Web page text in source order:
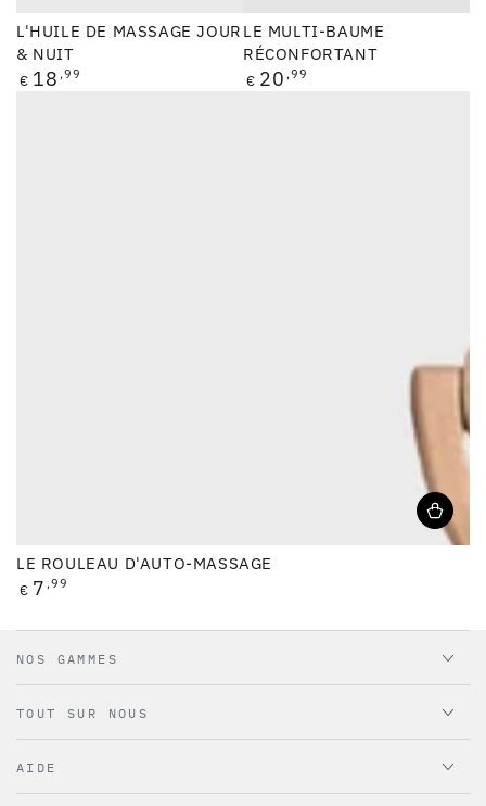
L'HUILE DE MASSAGE JOUR
& NUIT
Prix
€ 18 ,99
LE MULTI-BAUME
RÉCONFORTANT
Prix
€ 20 ,99
LE ROULEAU D'AUTO-MASSAGE
Prix
€ 7 ,99
NOS GAMMES
TOUT SUR NOUS
AIDE